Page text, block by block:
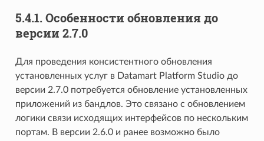
5.4.1. Особенности обновления до
версии 2.7.0
Для проведения консистентного обновления
установленных услуг в Datamart Platform Studio до
версии 2.7.0 потребуется обновление установленных
приложений из бандлов. Это связано с обновлением
логики связи исходящих интерфейсов по нескольким
портам. В версии 2.6.0 и ранее возможно было